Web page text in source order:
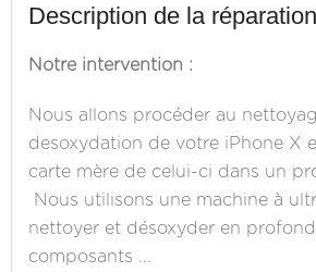
Description de la
Notre intervention :
Nous allons procéder au
desoxydation de votre iPhone X
carte mère de celui-ci dans un
Nous utilisons une machine à
nettoyer et désoxyder en
composants ...